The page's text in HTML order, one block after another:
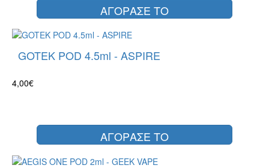
ΑΓΟΡΑΣΕ ΤΟ
GOTEK POD 4.5ml - ASPIRE
4,00€
ΑΓΟΡΑΣΕ ΤΟ